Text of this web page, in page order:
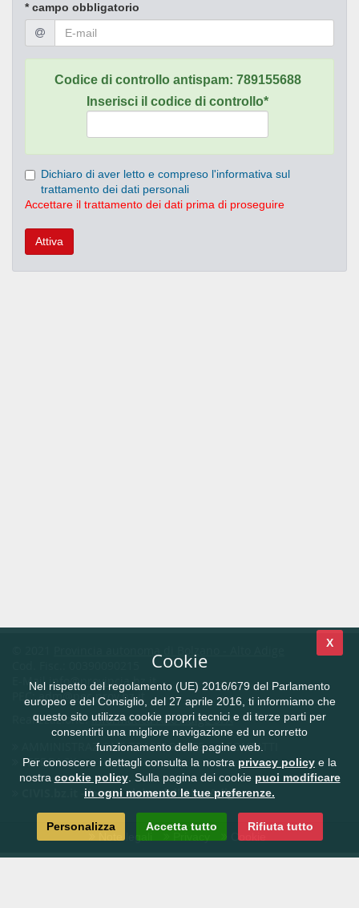
* campo obbligatorio
Codice di controllo antispam: 789155688
Inserisci il codice di controllo*
Dichiaro di aver letto e compreso l'informativa sul
trattamento dei dati personali
Accettare il trattamento dei dati prima di proseguire
Attiva
E-Mail info@provincia.bz.it
PEC:adm@pec.prov.bz.it
Realizzazione: Informatica Alto Adige SPA
AMMINISTRAZIONE TRASPARENTE
CONTATTI
FEEDBACK
CIVIS.bz.it - la rete civica dell'Alto Adige
Note legali Cookie
X
Cookie
Nel rispetto del regolamento (UE) 2016/679 del Parlamento
europeo e del Consiglio, del 27 aprile 2016, ti informiamo che
questo sito utilizza cookie propri tecnici e di terze parti per
consentirti una migliore navigazione ed un corretto
funzionamento delle pagine web.
Per conoscere i dettagli consulta la nostra privacy policy e la
nostra cookie policy. Sulla pagina dei cookie puoi modificare
in ogni momento le tue preferenze.
Personalizza Accetta tutto Rifiuta tutto